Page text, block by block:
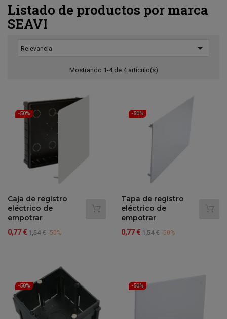
Listado de productos por marca
SEAVI
Relevancia 
Mostrando 1-4 de 4 artículo(s)
-50%
Caja de registro
eléctrico de
empotrar
Precio
0,77 €Precio
1,54 € -50%
-50%
Tapa de registro
eléctrico de
empotrar
Precio
0,77 €Precio
1,54 € -50%
-50% -50%